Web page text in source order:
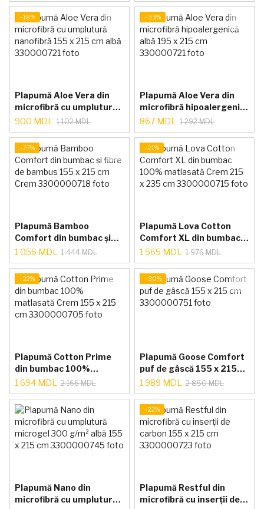
−18%
Plapumă Aloe Vera din
microfibră cu umplutură
nanofibră 155 x 215 cm
albă
900 MDL 1 102 MDL
−33%
Plapumă Aloe Vera din
microfibră hipoalergenică
albă 195 x 215 cm
867 MDL 1 292 MDL
−27%
Plapumă Bamboo
Comfort din bumbac și
fibre de bambus 155 x
215 cm Crem
1 056 MDL 1 444 MDL
−21%
Plapumă Lova Cotton
Comfort XL din bumbac
100% matlasată Crem
215 x 235 cm
1 565 MDL 1 976 MDL
−22%
Plapumă Cotton Prime
din bumbac 100%
matlasată Crem 155 x
215 cm
1 694 MDL 2 166 MDL
−30%
Plapumă Goose Comfort
puf de gâscă 155 x 215
cm
1 989 MDL 2 850 MDL
Plapumă Nano din
microfibră cu umplutură
−22%
Plapumă Restful din
microfibră cu inserții de